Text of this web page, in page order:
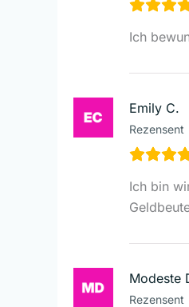
Ich
Emily C.
Rezensent
Ich bin
Modeste
Rezensent